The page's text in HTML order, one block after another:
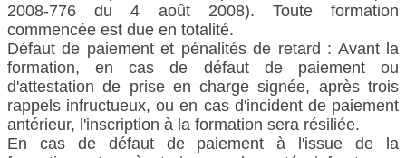
2008-776 du 4 août 2008). Toute formation
commencée est due en totalité.
Défaut de paiement et pénalités de retard : Avant la
formation, en cas de défaut de paiement ou
d'attestation de prise en charge signée, après trois
rappels infructueux, ou en cas d'incident de paiement
antérieur, l'inscription à la formation sera résiliée.
En cas de défaut de paiement à l'issue de la